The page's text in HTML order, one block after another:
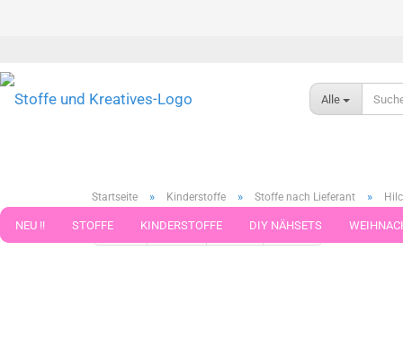
Alle
NEU !! STOFFE KINDERSTOFFE DIY NÄHSETS
Startseite » Kinderstoffe » Stoffe nach Lieferant »
« Erster « zurück weiter » Letzter » Artikel in